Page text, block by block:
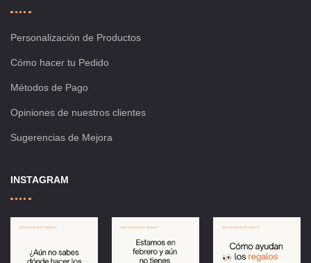
Personalización de Productos
Cómo hacer tu Pedido
Métodos de Pago
Opiniones de nuestros clientes
Sugerencias de Mejora
INSTAGRAM